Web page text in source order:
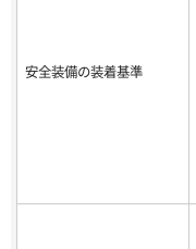
安全装備の装着基準